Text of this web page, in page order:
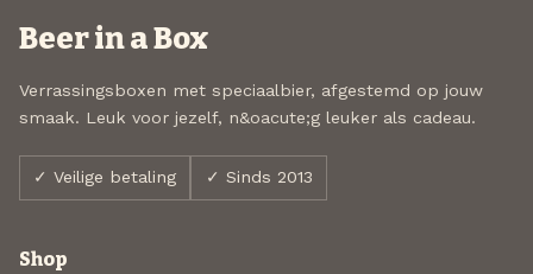
Beer in a Box
Verrassingsboxen met speciaalbier, afgestemd op jouw
smaak. Leuk voor jezelf, n&oacute;g leuker als cadeau.
✓ Veilige betaling ✓ Sinds 2013
Shop